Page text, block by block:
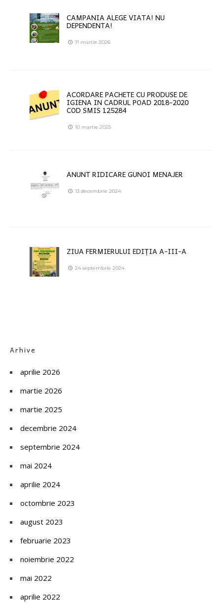
CAMPANIA ALEGE VIATA! NU
DEPENDENTA!
11 martie 2026
ACORDARE PACHETE CU PRODUSE DE
IGIENA IN CADRUL POAD 2018-2020
COD SMIS 125284
10 martie 2025
ANUNT RIDICARE GUNOI MENAJER
13 decembrie 2024
ZIUA FERMIERULUI EDIȚIA A-III-A
24 septembrie 2024
Arhive
aprilie 2026
martie 2026
martie 2025
decembrie 2024
septembrie 2024
mai 2024
aprilie 2024
octombrie 2023
august 2023
februarie 2023
noiembrie 2022
mai 2022
aprilie 2022